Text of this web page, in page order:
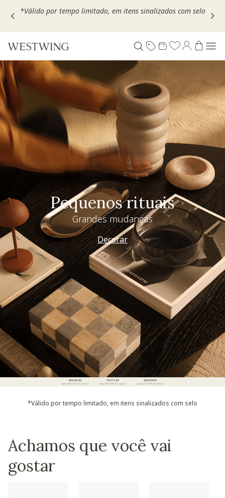
Escolha seu VOUCHER e ganhe até 30% OFF*: useMOVEL30,
Pequenos rituais
Grandes mudanças
Decorar
*Válido por tempo limitado, em itens sinalizados com selo
Achamos que você vai
gostar